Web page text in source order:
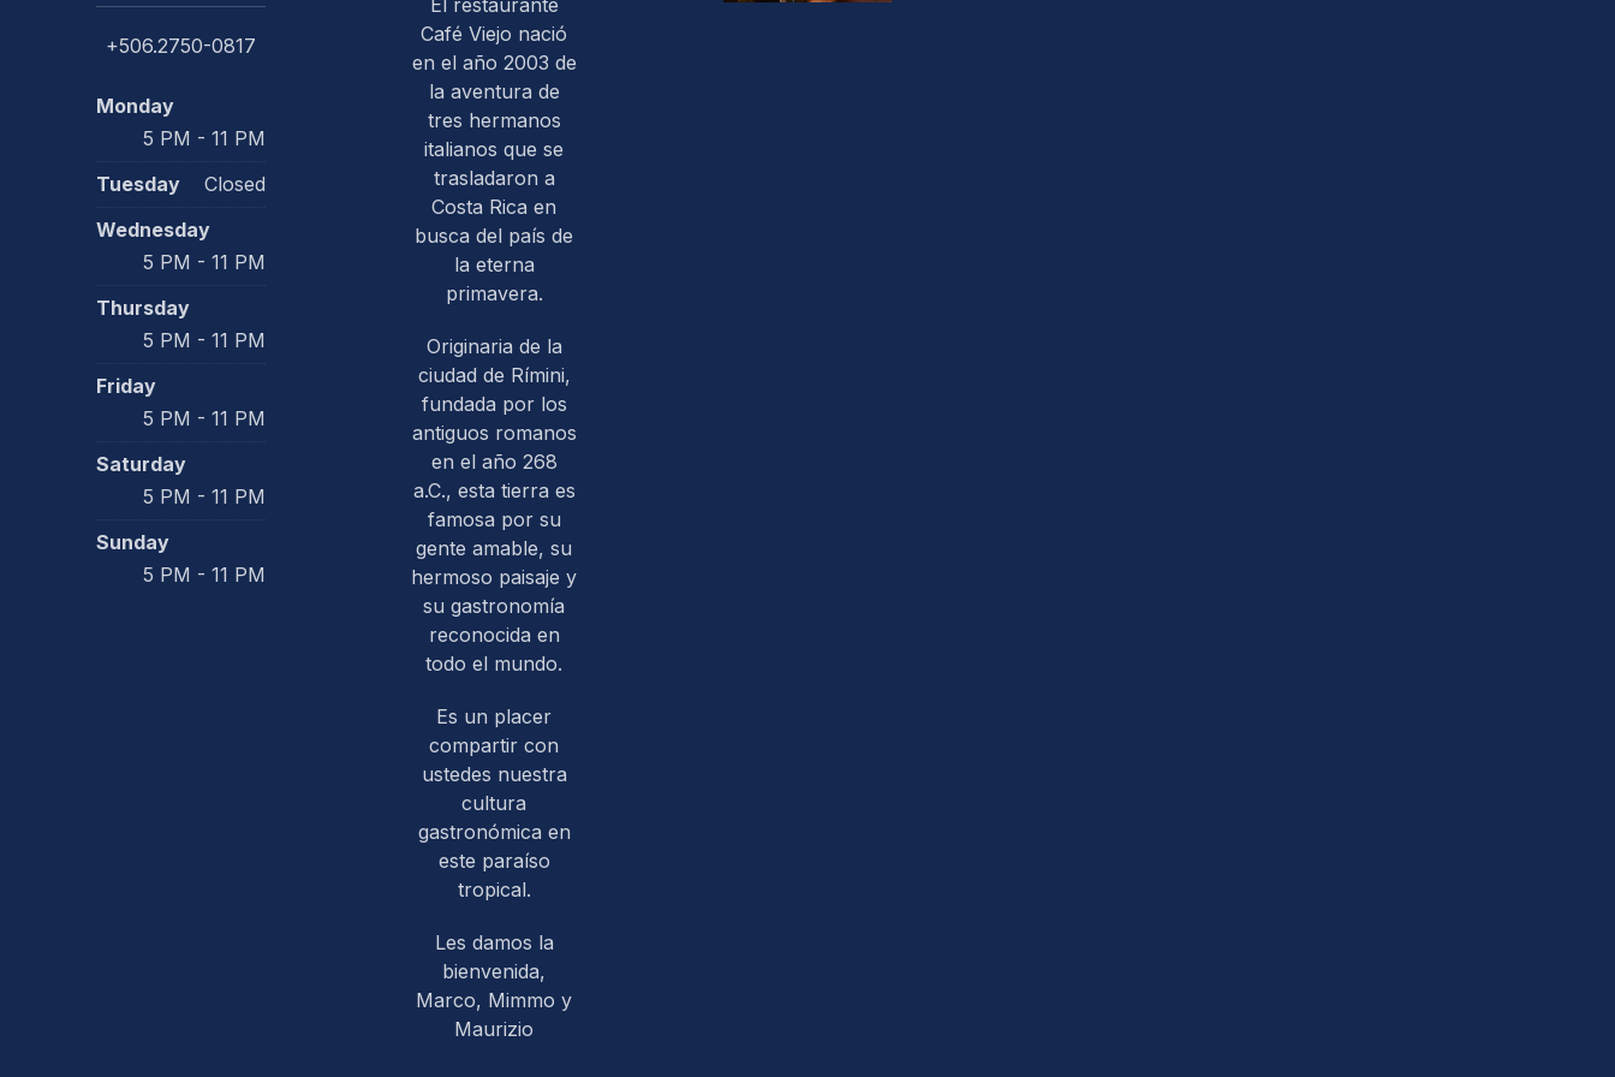
+506.2750-0817
Monday
5 PM - 11 PM
Tuesday
Closed
Wednesday
5 PM - 11 PM
Thursday
5 PM - 11 PM
Friday
5 PM - 11 PM
Saturday
5 PM - 11 PM
Sunday
5 PM - 11 PM
El restaurante
Café Viejo nació
en el año 2003 de
la aventura de
tres hermanos
italianos que se
trasladaron a
Costa Rica en
busca del país de
la eterna
primavera.
Originaria de la
ciudad de Rímini,
fundada por los
antiguos romanos
en el año 268
a.C., esta tierra es
famosa por su
gente amable, su
hermoso paisaje y
su gastronomía
reconocida en
todo el mundo.
Es un placer
compartir con
ustedes nuestra
cultura
gastronómica en
este paraíso
tropical.
Les damos la
bienvenida,
Marco, Mimmo y
Maurizio
PREVIOUS